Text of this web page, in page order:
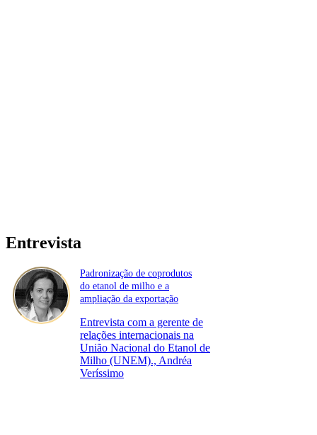
Entrevista
Padronização de coprodutos
do etanol de milho e a
ampliação da exportação
Entrevista com a gerente de
relações internacionais na
União Nacional do Etanol de
Milho (UNEM)., Andréa
Veríssimo